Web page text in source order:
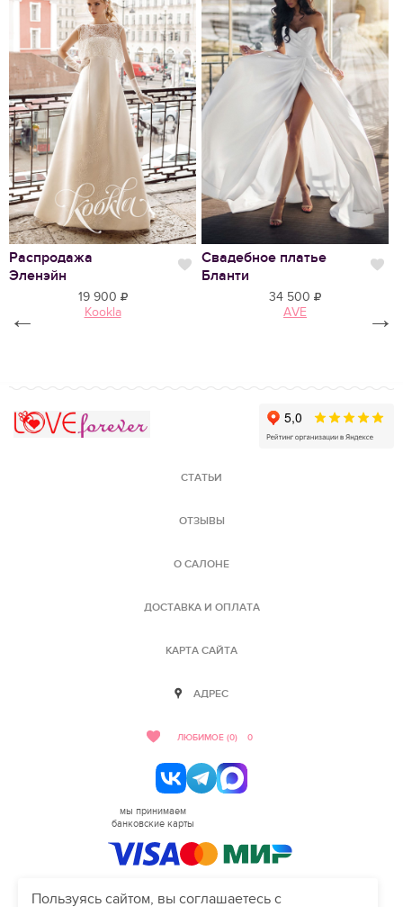
Нравится
Распродажа
Эленэйн
Нравится
19 900
Kookla
Свадебное платье
Бланти
34 500
AVE
← →
СТАТЬИ
ОТЗЫВЫ
О САЛОНЕ
ДОСТАВКА И ОПЛАТА
КАРТА САЙТА
АДРЕС
ЛЮБИМОЕ (0) 0
мы принимаем
банковские карты
Пользуясь сайтом, вы соглашаетесь с